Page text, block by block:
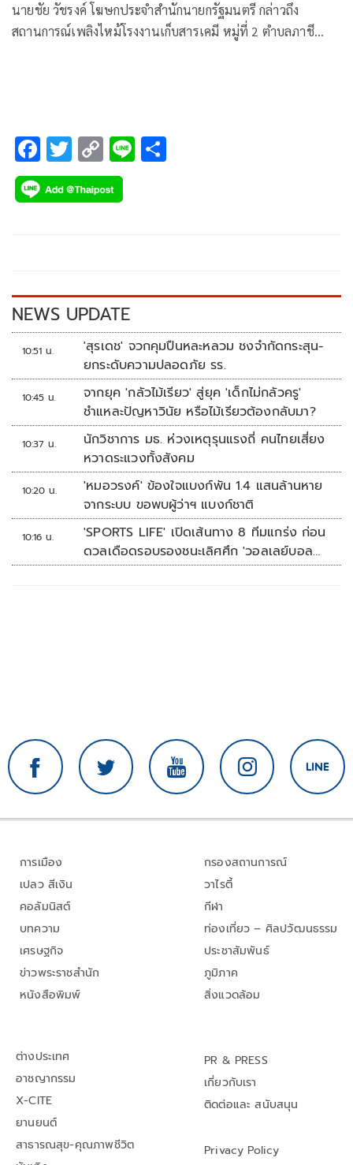
นายชัย วัชรงค์ โฆษกประจำสำนักนายกรัฐมนตรี กล่าวถึง
สถานการณ์เพลิงไหม้โรงงานเก็บสารเคมี หมู่ที่ 2 ตำบลภาชี
F
ac
e
k
T
wi
tt
C
o
p
k
Li
NEWS UPDATE
10:51 น.
'สุรเดช' จวกคุมปืนหละหลวม ชงจำกัดกระสุน-
ยกระดับความปลอดภัย รร.
10:45 น.
จากยุค 'กลัวไม้เรียว' สู่ยุค 'เด็กไม่กลัวครู'
ชำแหละปัญหาวินัย หรือไม้เรียวต้องกลับมา?
10:37 น.
นักวิชาการ มธ. ห่วงเหตุรุนแรงถี่ คนไทยเสี่ยง
หวาดระแวงทั้งสังคม
10:20 น.
'หมอวรงค์' ข้องใจแบงก์พัน 1.4 แสนล้านหาย
จากระบบ ขอพบผู้ว่าฯ แบงก์ชาติ
10:16 น.
'SPORTS LIFE' เปิดเส้นทาง 8 ทีมแกร่ง ก่อน
ดวลเดือดรอบรองชนะเลิศศึก 'วอลเลย์บอล
นักเรียน แชมป์กีฬา 7HD 2026'
การเมือง
เปลว สีเงิน
คอลัมนิสต์
บทความ
เศรษฐกิจ
ข่าวพระราชสำนัก
หนังสือพิมพ์
กรองสถานการณ์
วาไรตี้
กีฬา
ท่องเที่ยว – ศิลปวัฒนธรรม
ประชาสัมพันธ์
ภูมิภาค
สิ่งแวดล้อม
ต่างประเทศ
อาชญากรรม
X-CITE
ยานยนต์
สาธารณสุข-คุณภาพชีวิต
PR & PRESS
เกี่ยวกับเรา
ติดต่อและ สนับสนุน
Privacy Policy